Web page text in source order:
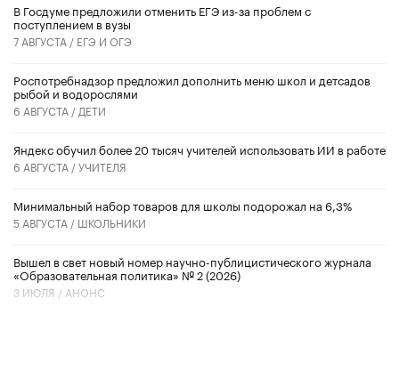
В Госдуме предложили отменить ЕГЭ из-за проблем с
поступлением в вузы
7 АВГУСТА / ЕГЭ И ОГЭ
Роспотребнадзор предложил дополнить меню школ и детсадов
рыбой и водорослями
6 АВГУСТА / ДЕТИ
​Яндекс обучил более 20 тысяч учителей использовать ИИ в работе
6 АВГУСТА /УЧИТЕЛЯ
Минимальный набор товаров для школы подорожал на 6,3%
5 АВГУСТА / ШКОЛЬНИКИ
Вышел в свет новый номер научно-публицистического журнала
«Образовательная политика» № 2 (2026)
3 ИЮЛЯ / АНОНС